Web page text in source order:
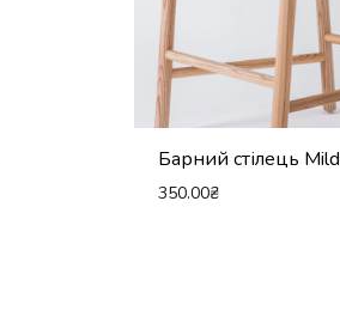
Барний стілець Mild
350.00₴